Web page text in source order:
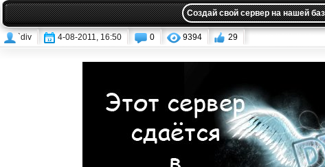
Создай свой сервер на нашей
`div 4-08-2011, 16:50 0 9394 29